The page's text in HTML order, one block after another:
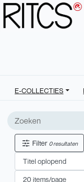
E-COLLECTIES
Filter 0 resultaten